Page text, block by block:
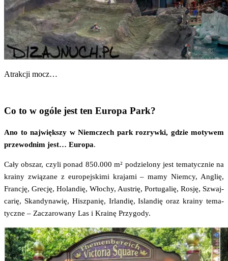
Atrak­cji mocz…
Co to w ogóle jest ten Europa Park?
Ano to naj­więk­szy w Niem­czech park roz­ryw­ki, gdzie moty­wem
prze­wod­nim jest… Euro­pa.
Cały obszar, czy­li ponad 850.000 m² podzie­lo­ny jest tema­tycz­nie na
kra­iny zwią­za­ne z euro­pej­ski­mi kra­ja­mi – mamy Niem­cy, Anglię,
Fran­cję, Gre­cję, Holan­dię, Wło­chy, Austrię, Por­tu­ga­lię, Rosję, Szwaj­
ca­rię, Skan­dy­na­wię, Hisz­pa­nię, Irlan­dię, Islan­dię oraz kra­iny tema­
tycz­ne – Zacza­ro­wa­ny Las i Kra­inę Przygody.